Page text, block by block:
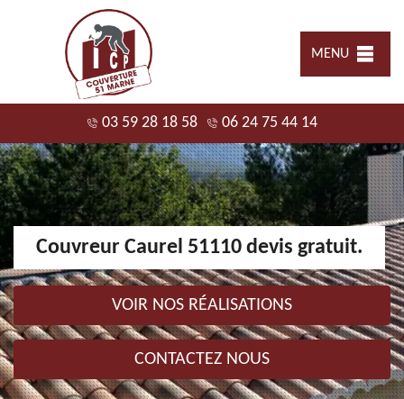
MENU
03 59 28 18 58 06 24 75 44 14
Couvreur Caurel 51110 devis gratuit.
VOIR NOS RÉALISATIONS
CONTACTEZ NOUS